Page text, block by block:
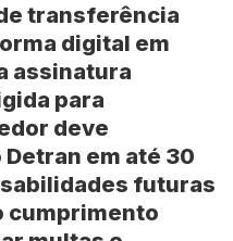
transferência
digital em
assinatura
para
deve
Detran em até 30
futuras
cumprimento